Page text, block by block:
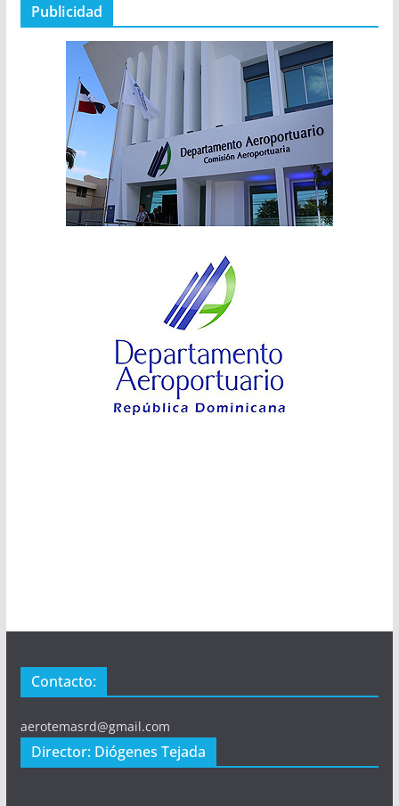
Publicidad
Contacto:
aerotemasrd@gmail.com
Director: Diógenes Tejada